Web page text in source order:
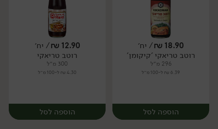
יח׳ יח׳
18.90
₪/ יח׳
רוטב טריאקי 'קיקומן'
296 מ״ל
6.39 ₪ ל-100 מ״ל
הוספה לסל
12.90
₪/ יח׳
רוטב טריאקי
300 מ״ל
4.30 ₪ ל-100 מ״ל
הוספה לסל